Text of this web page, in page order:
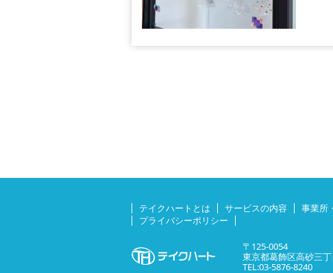
テイクハートとは サービスの内容 事業所
プライバシーポリシー
〒125-0054
東京都葛飾区高砂三
TEL:03-5876-8240